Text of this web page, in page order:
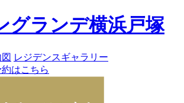
レジデンスギャラリー